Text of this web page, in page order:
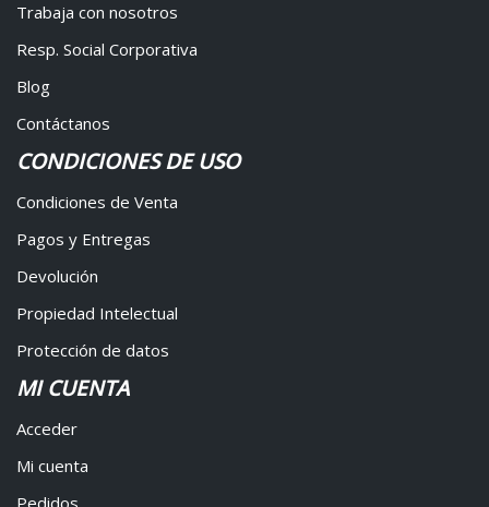
Trabaja con nosotros
Resp. Social Corporativa
Blog
Contáctanos
CONDICIONES DE USO
Condiciones de Venta
Pagos y Entregas
Devolución
Propiedad Intelectual
Protección de datos
MI CUENTA
Acceder
Mi cuenta